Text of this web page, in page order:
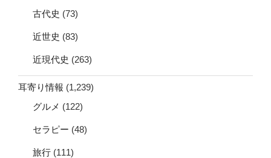
古代史 (73)
近世史 (83)
近現代史 (263)
耳寄り情報 (1,239)
グルメ (122)
セラピー (48)
旅行 (111)